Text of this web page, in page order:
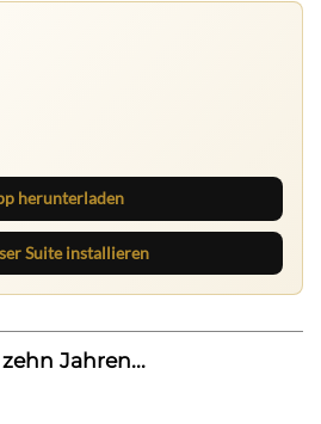
herunterladen
Suite installieren
Jahren...